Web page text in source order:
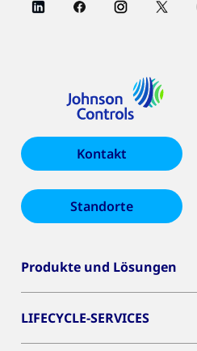
Kontakt
Standorte
Produkte und Lösungen
LIFECYCLE-SERVICES